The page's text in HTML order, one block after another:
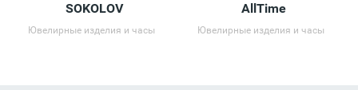
SOKOLOV
Ювелирные изделия и часы
AllTime
Ювелирные изделия и часы